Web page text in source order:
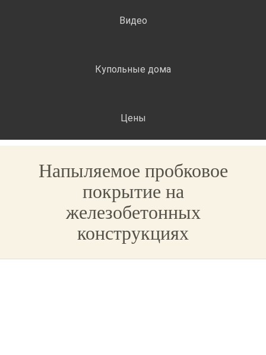
Видео
Купольные дома
Цены
Напыляемое пробковое
покрытие на
железобетонных
конструкциях